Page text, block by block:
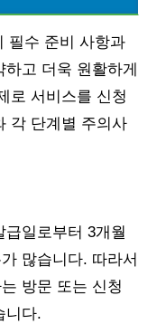
필수 준비 사항과
고 더욱 원활하게
로 서비스를 신청
각 단계별 주의사
일로부터 3개월
많습니다. 따라서
방문 또는 신청
니다.